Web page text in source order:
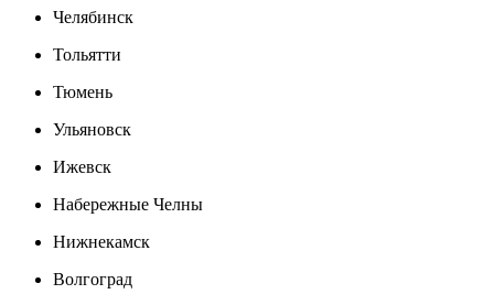
Челябинск
Тольятти
Тюмень
Ульяновск
Ижевск
Набережные Челны
Нижнекамск
Волгоград